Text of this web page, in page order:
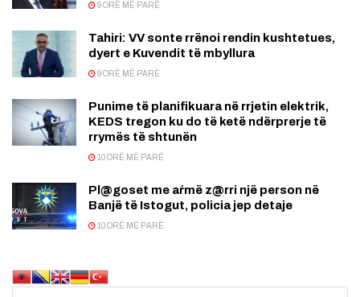
9 ORË MË PARË
Tahiri: VV sonte rrënoi rendin kushtetues,
dyert e Kuvendit të mbyllura
9 ORË MË PARË
Punime të planifikuara në rrjetin elektrik,
KEDS tregon ku do të ketë ndërprerje të
rrymës të shtunën
10 ORË MË PARË
Pl@goset me aŕmë z@rri një person në
Banjë të Istogut, policia jep detaje
10 ORË MË PARË